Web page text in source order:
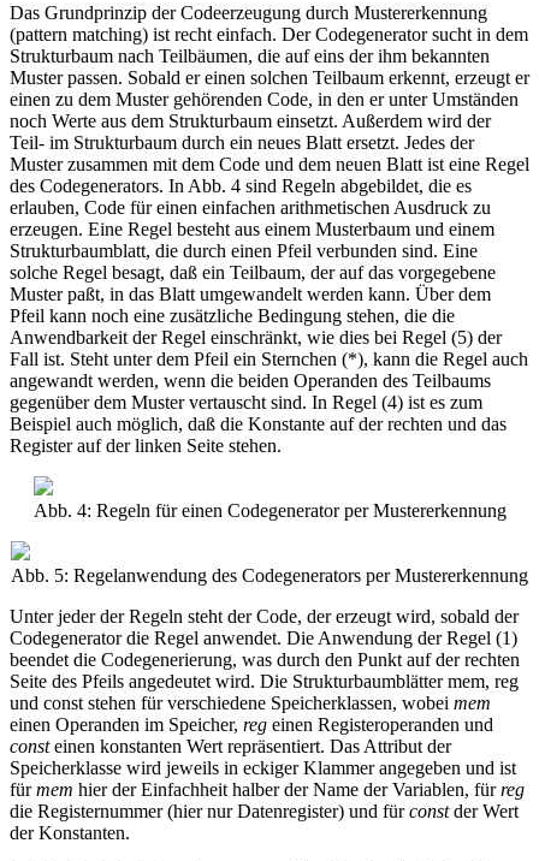
Das Grundprinzip der Codeerzeugung durch Mustererkennung
(pattern matching) ist recht einfach. Der Codegenerator sucht in dem
Strukturbaum nach Teilbäumen, die auf eins der ihm bekannten
Muster passen. Sobald er einen solchen Teilbaum erkennt, erzeugt er
einen zu dem Muster gehörenden Code, in den er unter Umständen
noch Werte aus dem Strukturbaum einsetzt. Außerdem wird der
Teil- im Strukturbaum durch ein neues Blatt ersetzt. Jedes der
Muster zusammen mit dem Code und dem neuen Blatt ist eine Regel
des Codegenerators. In Abb. 4 sind Regeln abgebildet, die es
erlauben, Code für einen einfachen arithmetischen Ausdruck zu
erzeugen. Eine Regel besteht aus einem Musterbaum und einem
Strukturbaumblatt, die durch einen Pfeil verbunden sind. Eine
solche Regel besagt, daß ein Teilbaum, der auf das vorgegebene
Muster paßt, in das Blatt umgewandelt werden kann. Über dem
Pfeil kann noch eine zusätzliche Bedingung stehen, die die
Anwendbarkeit der Regel einschränkt, wie dies bei Regel (5) der
Fall ist. Steht unter dem Pfeil ein Sternchen (*), kann die Regel auch
angewandt werden, wenn die beiden Operanden des Teilbaums
gegenüber dem Muster vertauscht sind. In Regel (4) ist es zum
Beispiel auch möglich, daß die Konstante auf der rechten und das
Register auf der linken Seite stehen.
Abb. 4: Regeln für einen Codegenerator per Mustererkennung
Abb. 5: Regelanwendung des Codegenerators per Mustererkennung
Unter jeder der Regeln steht der Code, der erzeugt wird, sobald der
Codegenerator die Regel anwendet. Die Anwendung der Regel (1)
beendet die Codegenerierung, was durch den Punkt auf der rechten
Seite des Pfeils angedeutet wird. Die Strukturbaumblätter mem, reg
und const stehen für verschiedene Speicherklassen, wobei mem
einen Operanden im Speicher, reg einen Registeroperanden und
consteinen konstanten Wert repräsentiert. Das Attribut der
Speicherklasse wird jeweils in eckiger Klammer angegeben und ist
fürmem hier der Einfachheit halber der Name der Variablen, fürreg
die Registernummer (hier nur Datenregister) und fürconstder Wert
der Konstanten.